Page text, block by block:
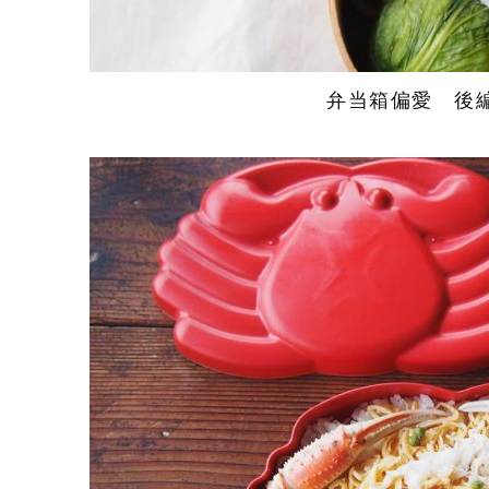
弁当箱偏愛 後